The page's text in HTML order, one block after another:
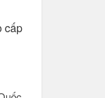
cấp